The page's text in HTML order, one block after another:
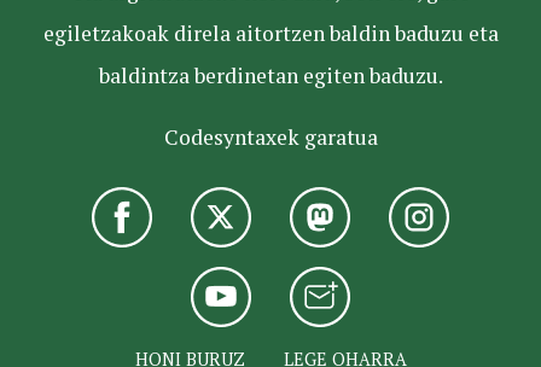
egiletzakoak direla aitortzen baldin baduzu eta
baldintza berdinetan egiten baduzu.
Codesyntaxek garatua
HONI BURUZ
LEGE OHARRA